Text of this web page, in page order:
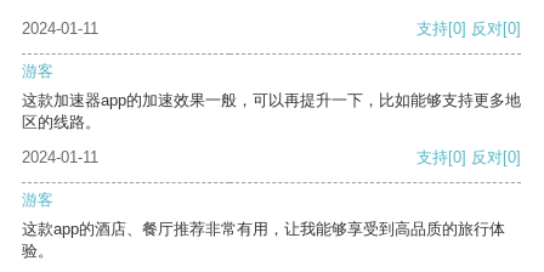
2024-01-11 支持[0] 反对[0]
游客
这款加速器app的加速效果一般，可以再提升一下，比如能够支持更多地
区的线路。
2024-01-11
支持[0] 反对[0]
游客
这款app的酒店、餐厅推荐非常有用，让我能够享受到高品质的旅行体
验。